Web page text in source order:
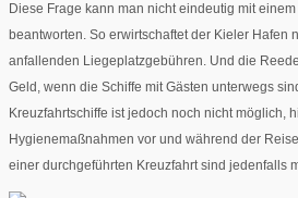
Diese Frage kann man nicht eindeutig mit
beantworten. So erwirtschaftet der Kieler Hafen
anfallenden Liegeplatzgebühren. Und die
Geld, wenn die Schiffe mit Gästen unterwegs
Kreuzfahrtschiffe ist jedoch noch nicht möglich,
Hygienemaßnahmen vor und während der
einer durchgeführten Kreuzfahrt sind jedenfalls